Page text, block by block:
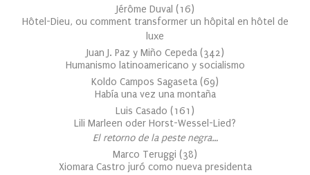
Jérôme Duval (16)
Hôtel-Dieu, ou comment transformer un hôpital en hôtel de
luxe
Juan J. Paz y Miño Cepeda (342)
Humanismo latinoamericano y socialismo
Koldo Campos Sagaseta (69)
Había una vez una montaña
Luis Casado (161 )
Lili Marleen oder Horst-Wessel-Lied?
El retorno de la peste negra…
Marco Teruggi (38)
Xiomara Castro juró como nueva presidenta